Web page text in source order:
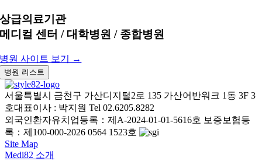
상급의료기관
메디컬 센터 / 대학병원 / 종합병원
병원 사이트 보기 →
병원 리스트
서울특별시 금천구 가산디지털2로 135 가산어반워크 1동 3F 3
호대표이사 : 박지원 Tel 02.6205.8282
외국인환자유치업등록：제A-2024-01-01-5616호 보증보험등
록：제100-000-2026 0564 1523호
Site Map
Medi82 소개